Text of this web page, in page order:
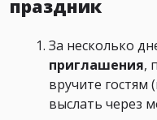
праздник
За несколько
приглашения,
вручите
выслать через